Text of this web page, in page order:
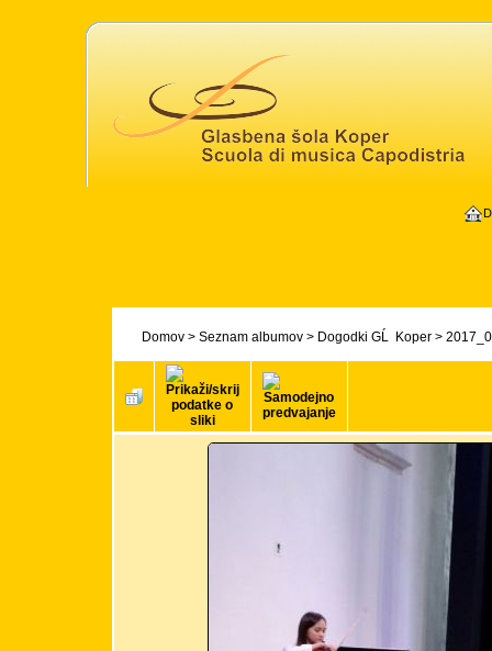
Domov> Seznam albumov> Dogodki GĹ Koper>